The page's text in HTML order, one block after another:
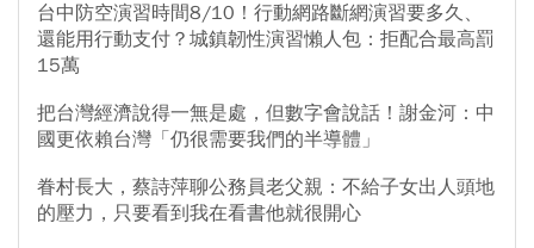
台中防空演習時間8/10！行動網路斷網演習要多久、
還能用行動支付？城鎮韌性演習懶人包：拒配合最高罰
15萬
把台灣經濟說得一無是處，但數字會說話！謝金河：中
國更依賴台灣「仍很需要我們的半導體」
眷村長大，蔡詩萍聊公務員老父親：不給子女出人頭地
的壓力，只要看到我在看書他就很開心